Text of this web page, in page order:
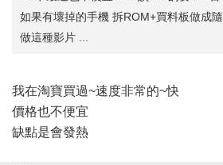
如果有壞掉的手機 拆ROM+買料板做成
做這種影片 ...
我在淘寶買過~速度非常的~快
價格也不便宜
缺點是會發熱